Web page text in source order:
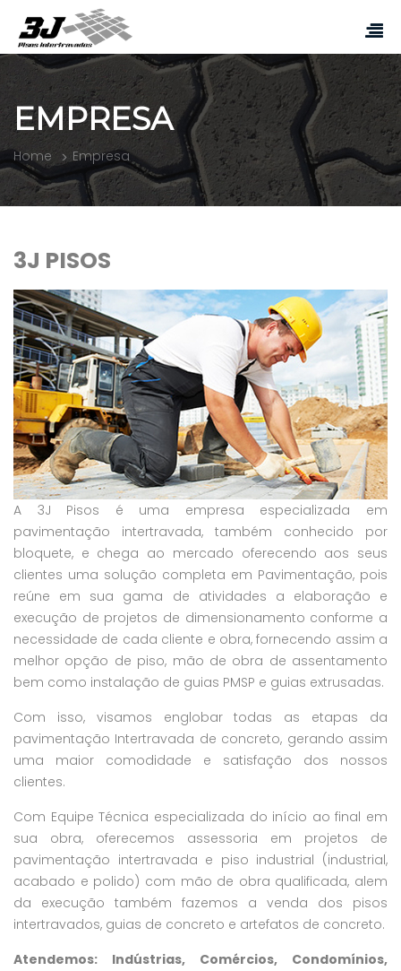
EMPRESA
Home Empresa
3J PISOS
A 3J Pisos é uma empresa especializada em
pavimentação intertravada, também conhecido por
bloquete, e chega ao mercado oferecendo aos seus
clientes uma solução completa em Pavimentação, pois
reúne em sua gama de atividades a elaboração e
execução de projetos de dimensionamento conforme a
necessidade de cada cliente e obra, fornecendo assim a
melhor opção de piso, mão de obra de assentamento
bem como instalação de guias PMSP e guias extrusadas.
Com isso, visamos englobar todas as etapas da
pavimentação Intertravada de concreto, gerando assim
uma maior comodidade e satisfação dos nossos
clientes.
Com Equipe Técnica especializada do início ao final em
sua obra, oferecemos assessoria em projetos de
pavimentação intertravada e piso industrial (industrial,
acabado e polido) com mão de obra qualificada, alem
da execução também fazemos a venda dos pisos
intertravados, guias de concreto e artefatos de concreto.
Atendemos: Indústrias, Comércios, Condomínios,